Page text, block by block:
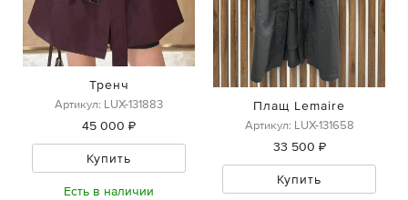
Тренч
Артикул: LUX-131883
45 000 ₽
Купить
Есть в наличии
Плащ Lemaire
Артикул: LUX-131658
33 500 ₽
Купить